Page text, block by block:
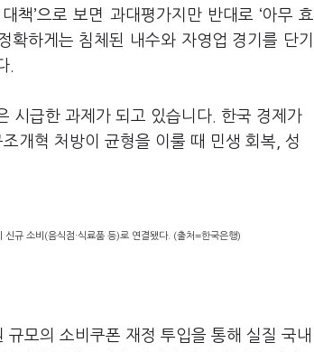
책’으로 보면 과대평가지만 반대로 ‘아무 효
확하게는 침체된 내수와 자영업 경기를 단기
.
시급한 과제가 되고 있습니다. 한국 경제가
개혁 처방이 균형을 이룰 때 민생 회복, 성
신규 소비(음식점·식료품 등)로 연결됐다. (출처=한국은행)
모의 소비쿠폰 재정 투입을 통해 실질 국내